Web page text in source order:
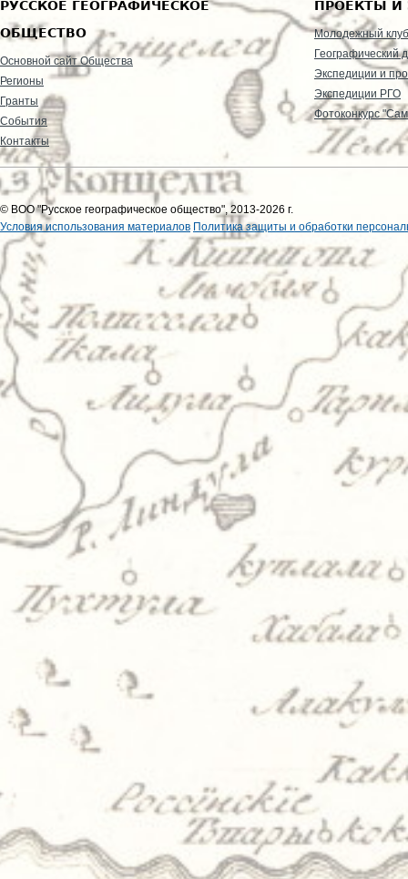
РУССКОЕ ГЕОГРАФИЧЕСКОЕ
ОБЩЕСТВО
Основной сайт Общества
Регионы
Гранты
События
Контакты
ПРОЕКТЫ И
Молодежный клуб
Географический
Экспедиции и
Экспедиции РГО
Фотоконкурс
© ВОО "Русское географическое общество", 2013-2026 г.
Условия использования материалов Политика защиты и обработки